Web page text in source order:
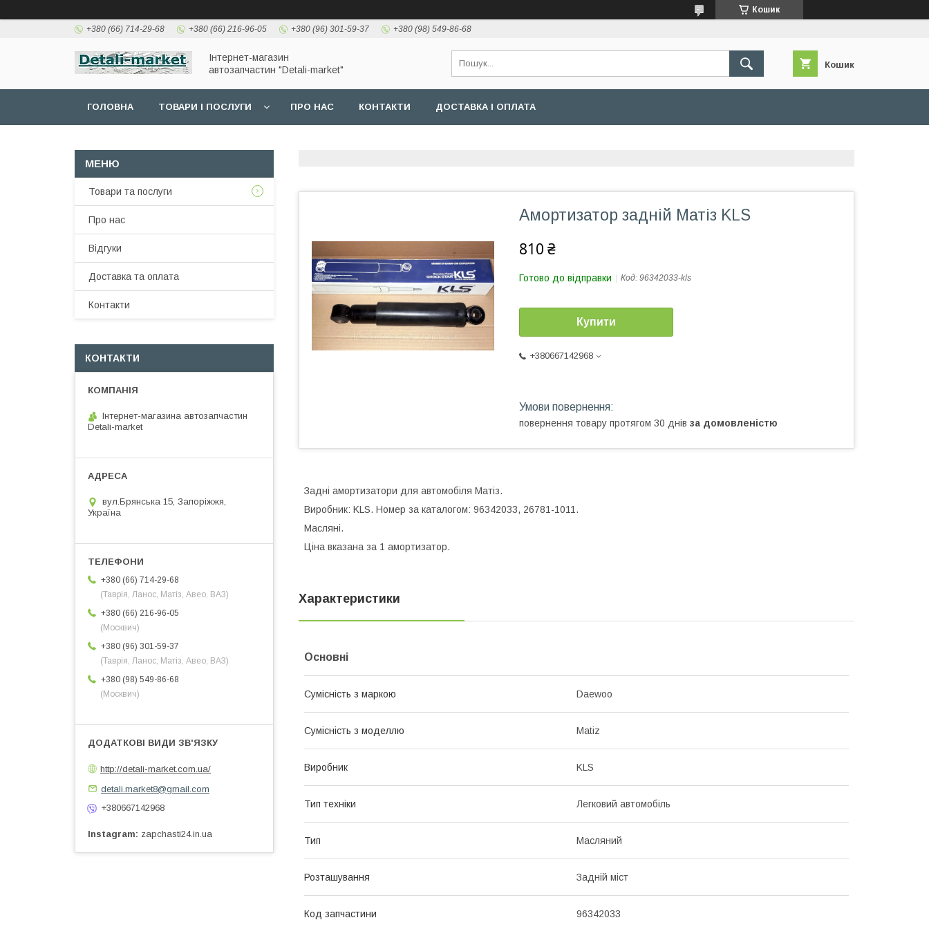
Кошик
+380 (66) 714-29-68 +380 (66) 216-96-05 +380 (96) 301-59-37 +380 (98) 549-86-68
Інтернет-магазин
автозапчастин "Detali-market"
Кошик
ГОЛОВНА ТОВАРИ І ПОСЛУГИ ПРО НАС КОНТАКТИ ДОСТАВКА І ОПЛАТА
Амортизатор задній Матіз KLS
810 ₴
Готово до відправки Код: 96342033-kls
Купити
+380667142968
повернення товару протягом 30 днів за домовленістю
Задні амортизатори для автомобіля Матіз.
Виробник: KLS. Номер за каталогом: 96342033, 26781-1011.
Масляні.
Ціна вказана за 1 амортизатор.
Характеристики
Основні
Сумісність з маркою Daewoo
Сумісність з моделлю Matiz
Виробник KLS
Тип техніки Легковий автомобіль
Тип Масляний
Розташування Задній міст
Код запчастини 96342033
Товари та послуги
Про нас
Відгуки
Доставка та оплата
Контакти
КОНТАКТИ
Інтернет-магазина автозапчастин
Detali-market
вул.Брянська 15, Запоріжжя,
Україна
+380 (66) 714-29-68
(Таврія, Ланос, Матіз, Авео, ВАЗ)
+380 (66) 216-96-05
(Москвич)
+380 (96) 301-59-37
(Таврія, Ланос, Матіз, Авео, ВАЗ)
+380 (98) 549-86-68
(Москвич)
http://detali-market.com.ua/
detali.market8@gmail.com
+380667142968
Instagram zapchasti24.in.ua